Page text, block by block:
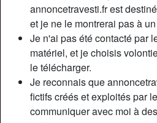
annoncetravesti.fr est
et je ne le montrerai pas à
Je n'ai pas été contacté par
matériel, et je choisis
le télécharger.
Je reconnais que
fictifs créés et exploités par
communiquer avec moi à
Département:
Sexe:
Sexualité:
Relation:
Couleur des cheveux:
Couleur des yeux:
Épilé(e):